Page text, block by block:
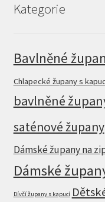
Kategorie
Bavlněné
Chlapecké župany s
bavlněné
saténové župany
Dámské župany na
Dámské
Dívčí župany s kapucí